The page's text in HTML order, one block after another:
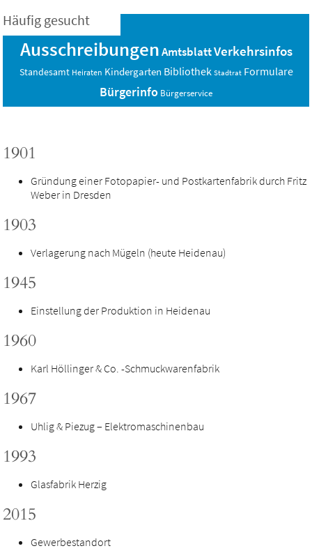
Häufig gesucht
AusschreibungenAmtsblattVerkehrsinfos
Standesamt Heiraten Kindergarten Bibliothek Stadtrat Formulare
Bürgerinfo Bürgerservice
1901
Gründung einer Fotopapier- und Postkartenfabrik durch Fritz
Weber in Dresden
1903
Verlagerung nach Mügeln (heute Heidenau)
1945
Einstellung der Produktion in Heidenau
1960
Karl Höllinger & Co. -Schmuckwarenfabrik
1967
Uhlig & Piezug – Elektromaschinenbau
1993
Glasfabrik Herzig
2015
Gewerbestandort